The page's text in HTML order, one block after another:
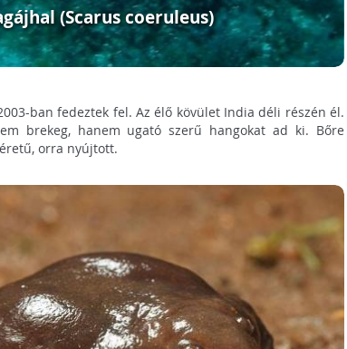
(Scarus coeruleus)
ban fedeztek fel. Az élő kövület India déli részén él.
brekeg, hanem ugató szerű hangokat ad ki. Bőre
orra nyújtott.